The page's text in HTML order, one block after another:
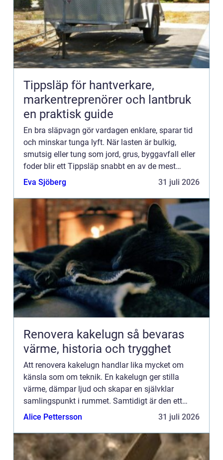
Tippsläp för hantverkare,
markentreprenörer och lantbruk
en praktisk guide
En bra släpvagn gör vardagen enklare, sparar tid
och minskar tunga lyft. När lasten är bulkig,
smutsig eller tung som jord, grus, byggavfall eller
foder blir ett Tippsläp snabbt en av de mest
värdefulla prylarna i fordonsparken. Genom att
Eva Sjöberg 31 juli 2026
Renovera kakelugn så bevaras
värme, historia och trygghet
Att renovera kakelugn handlar lika mycket om
känsla som om teknik. En kakelugn ger stilla
värme, dämpar ljud och skapar en självklar
samlingspunkt i rummet. Samtidigt är den ett
avancerat värmesystem med rökkanaler, fogar
Alice Pettersson 31 juli 2026